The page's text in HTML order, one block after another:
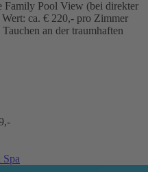
Family Pool View (bei direkter
ca. € 220,- pro Zimmer
an der traumhaften
Spa